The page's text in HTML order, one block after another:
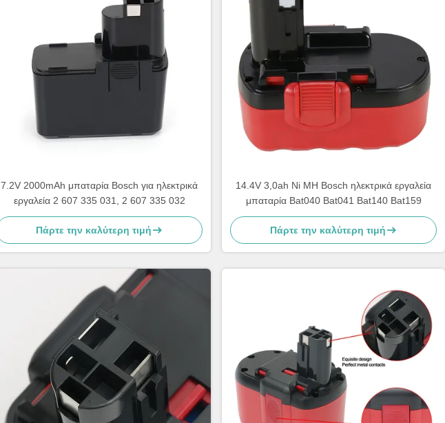
7.2V 2000mAh μπαταρία Bosch για ηλεκτρικά
εργαλεία 2 607 335 031, 2 607 335 032
Πάρτε την καλύτερη τιμή
14.4V 3,0ah Ni MH Bosch ηλεκτρικά εργαλεία
μπαταρία Bat040 Bat041 Bat140 Bat159
Πάρτε την καλύτερη τιμή